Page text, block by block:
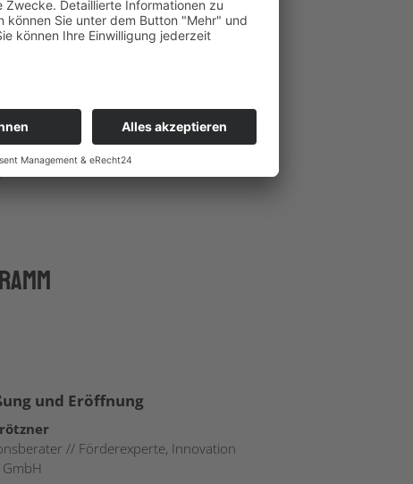
und Eröffnung
// Förderexperte, Innovation